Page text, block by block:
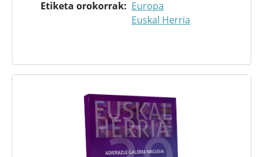
Etiketa orokorrak
Europa
Euskal Herria